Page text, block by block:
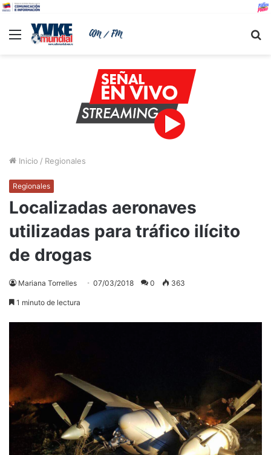
Menu
Inicio / Regionales
Regionales
Localizadas aeronaves
utilizadas para tráfico ilícito
de drogas
Mariana Torrelles 07/03/2018 0 363
1 minuto de lectura